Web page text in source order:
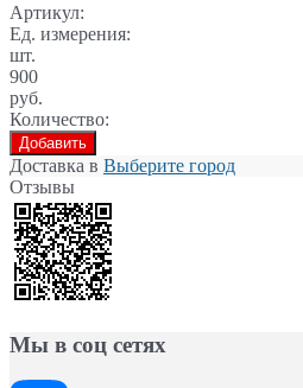
Артикул:
Ед. измерения:
шт.
900
руб.
Количество:
Добавить
Доставка в Выберите город
Отзывы
Мы в соц сетях